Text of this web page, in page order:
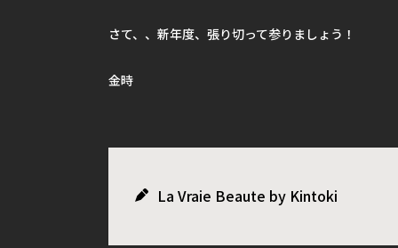
さて、、新年度、張り切って参りましょう！
金時
La Vraie Beaute by Kintoki